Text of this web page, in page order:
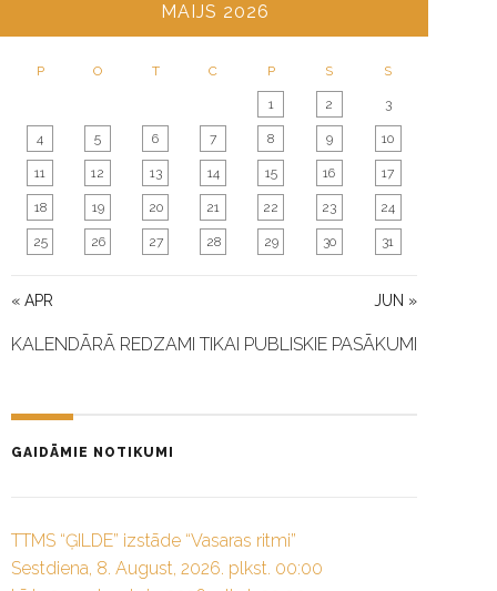
N
MAIJS 2026
P O T C P S S
« APR JUN »
1 2 3
4 5 6 7 8 9 10
11 12 13 14 15 16 17
18 19 20 21 22 23 24
25 26 27 28 29 30 31
KALENDĀRĀ REDZAMI TIKAI PUBLISKIE PASĀKUMI
GAIDĀMIE NOTIKUMI
TTMS “ĢILDE” izstāde “Vasaras ritmi”
Sestdiena, 8. August, 2026. plkst. 00:00